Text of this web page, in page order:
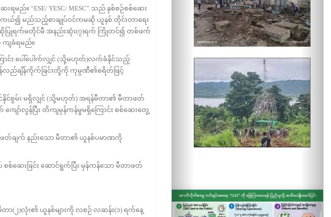
“ESE/ YESC/ MESC” သည် နှစ်စဉ်စစ်ဆေး
ယ်၍ မည်သည့်စာချုပ်ဝင်ကမဆို ယူနစ် တိုင်းတာရေး
ပြုရက်မတိုင်မီ အနည်းဆုံး(၇)ရက် ကြိုတင်၍ တစ်ဖက်
ျခံရမည်။
း ပေါ်ပေါက်လျှင် (သို့မဟုတ်)လက်ခံနိုင်သည့်
ြန်လည်ချိန်ကိုက်ခြင်းတို့ကို ကုမ္ပဏီ၏စရိတ်ဖြင့်
မ်း မရှိလျှင် (သို့မဟုတ်) အရန်မီတာ၏ မီတာဖတ်
ော်လွန်ပြီး တိကျမှန်ကန်မှုမရှိကြောင်း စစ်ဆေးတွေ့
ျက် နည်းသော မီတာ၏ ယူနစ်ပမာဏကို
ြင်း ဆောင်ရွက်ပြီး မှန်ကန်သော မီတာဖတ်
မီတာ(၂)လုံး၏ ယူနစ်များကို လစဉ် လဆန်း(၁) ရက်နေ့